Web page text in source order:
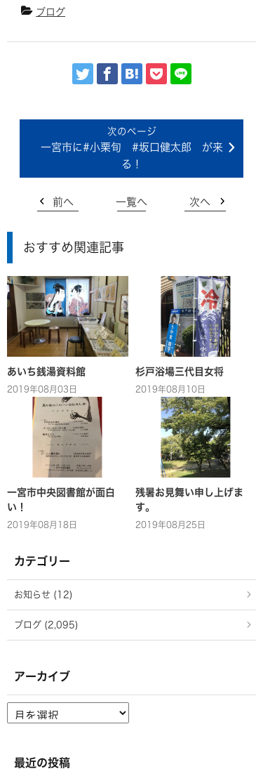
ブログ
一宮市に#小栗旬 #坂口健太郎 が来
る！
前へ 一覧へ 次へ
おすすめ関連記事
あいち銭湯資料館
2019年08月03日
杉戸浴場三代目女将
2019年08月10日
一宮市中央図書館が面白
い！
2019年08月18日
残暑お見舞い申し上げま
す。
2019年08月25日
カテゴリー
お知らせ (12)
ブログ (2,095)
アーカイブ
ー
ブ
最近の投稿